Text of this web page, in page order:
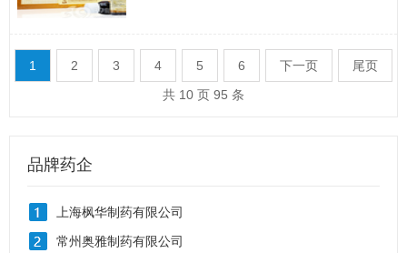
1 2 3 4 5 6 下一页
尾页
共 10 页 95 条
品牌药企
上海枫华制药有限公司
常州奥雅制药有限公司